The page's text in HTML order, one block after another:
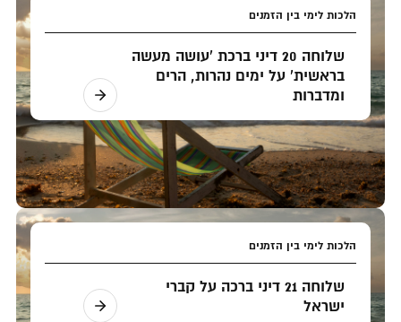
הלכות לימי בין הזמנים
שלוחה 20 דיני ברכת 'עושה מעשה
בראשית' על ימים נהרות, הרים
ומדברות
הלכות לימי בין הזמנים
שלוחה 21 דיני ברכה על קברי
ישראל